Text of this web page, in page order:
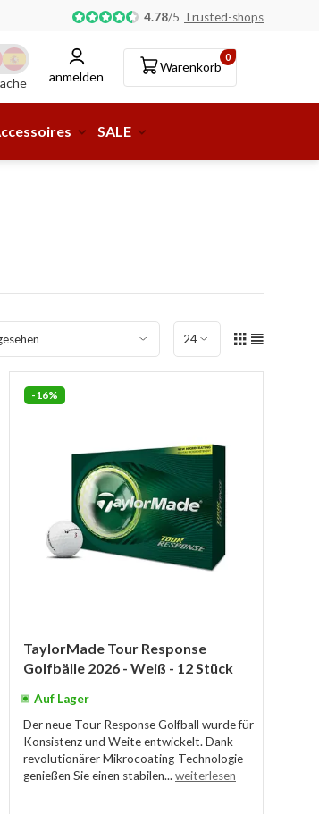
4.78/5 Trusted-shops
anmelden
0
Warenkorb
SALE
-16%
TaylorMade Tour Response
Golfbälle 2026 - Weiß - 12 Stück
Auf Lager
Der neue Tour Response Golfball wurde für
Konsistenz und Weite entwickelt. Dank
revolutionärer Mikrocoating-Technologie
genießen Sie einen stabilen... weiterlesen